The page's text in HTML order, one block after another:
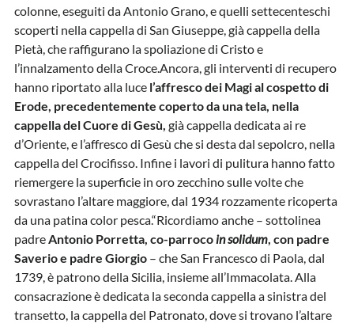
colonne, eseguiti da Antonio Grano, e quelli settecenteschi
scoperti nella cappella di San Giuseppe, già cappella della
Pietà, che raffigurano la spoliazione di Cristo e
l’innalzamento della Croce.Ancora, gli interventi di recupero
hanno riportato alla luce l’affresco dei Magi al cospetto di
Erode, precedentemente coperto da una tela, nella
cappella del Cuore di Gesù, già cappella dedicata ai re
d’Oriente, e l’affresco di Gesù che si desta dal sepolcro, nella
cappella del Crocifisso. Infine i lavori di pulitura hanno fatto
riemergere la superficie in oro zecchino sulle volte che
sovrastano l’altare maggiore, dal 1934 rozzamente ricoperta
da una patina color pesca.“Ricordiamo anche – sottolinea
padreAntonio Porretta, co-parroco in solidum, con padre
Saverio e padre Giorgio– che San Francesco di Paola, dal
1739, è patrono della Sicilia, insieme all’Immacolata. Alla
consacrazione è dedicata la seconda cappella a sinistra del
transetto, la cappella del Patronato, dove si trovano l’altare